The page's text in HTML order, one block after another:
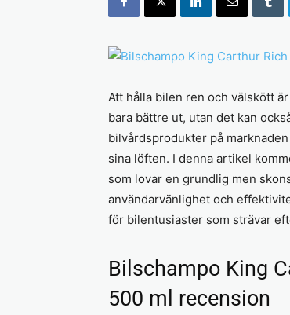
Att hålla bilen ren och välskött
bara bättre ut, utan det kan
bilvårdsprodukter på
sina löften. I denna artikel
som lovar en grundlig men
användarvänlighet och
för bilentusiaster som strävar
Bilschampo King
500 ml recension